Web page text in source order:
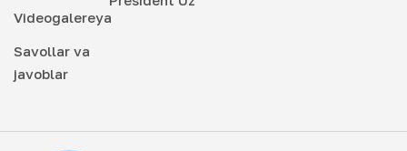
Videogalereya
Savollar va
javoblar